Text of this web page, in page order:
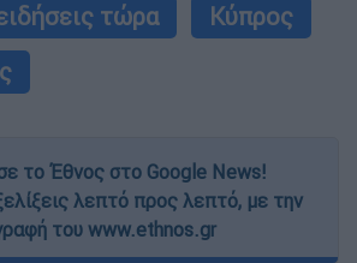
τώρα
Κύπρος
το Έθνος στο Google News!
λεπτό προς λεπτό, με την
του www.ethnos.gr